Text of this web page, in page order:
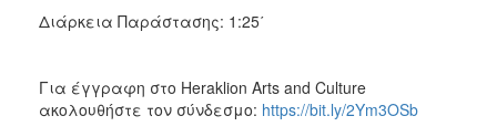
Διάρκεια Παράστασης: 1:25΄
Για έγγραφη στο Heraklion Arts and Culture
ακολουθήστε τον σύνδεσμο: https://bit.ly/2Ym3OSb